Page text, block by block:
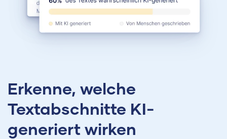
Erkenne, welche
Textabschnitte KI-
generiert wirken